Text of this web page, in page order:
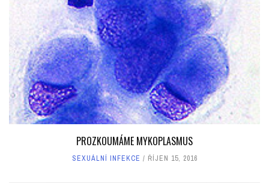
PROZKOUMÁME MYKOPLASMUS
SEXUÁLNÍ INFEKCE ŘÍJEN 15, 2016